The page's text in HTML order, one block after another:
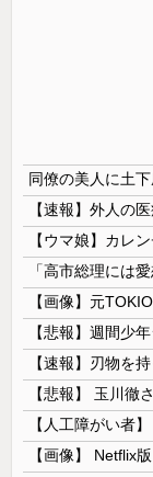
同僚の美人に土